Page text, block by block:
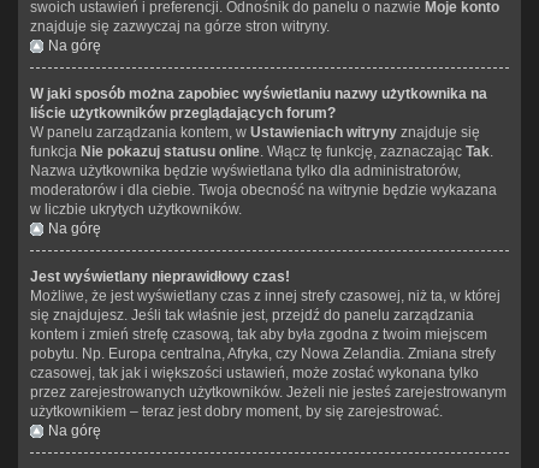
swoich ustawień i preferencji. Odnośnik do panelu o nazwie Moje konto
znajduje się zazwyczaj na górze stron witryny.
Na górę
W jaki sposób można zapobiec wyświetlaniu nazwy użytkownika na
liście użytkowników przeglądających forum?
W panelu zarządzania kontem, w Ustawieniach witryny znajduje się
funkcja Nie pokazuj statusu online. Włącz tę funkcję, zaznaczając Tak.
Nazwa użytkownika będzie wyświetlana tylko dla administratorów,
moderatorów i dla ciebie. Twoja obecność na witrynie będzie wykazana
w liczbie ukrytych użytkowników.
Na górę
Jest wyświetlany nieprawidłowy czas!
Możliwe, że jest wyświetlany czas z innej strefy czasowej, niż ta, w której
się znajdujesz. Jeśli tak właśnie jest, przejdź do panelu zarządzania
kontem i zmień strefę czasową, tak aby była zgodna z twoim miejscem
pobytu. Np. Europa centralna, Afryka, czy Nowa Zelandia. Zmiana strefy
czasowej, tak jak i większości ustawień, może zostać wykonana tylko
przez zarejestrowanych użytkowników. Jeżeli nie jesteś zarejestrowanym
użytkownikiem – teraz jest dobry moment, by się zarejestrować.
Na górę